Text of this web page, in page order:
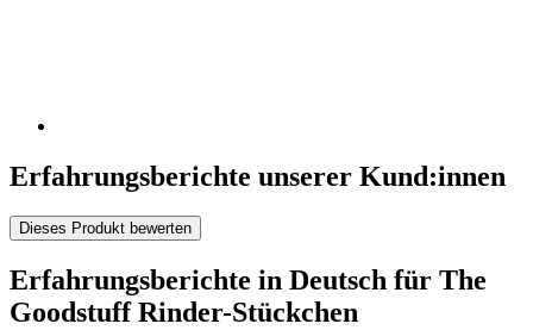
Erfahrungsberichte unserer Kund:innen
Dieses Produkt bewerten
Erfahrungsberichte in Deutsch für The
Goodstuff Rinder-Stückchen